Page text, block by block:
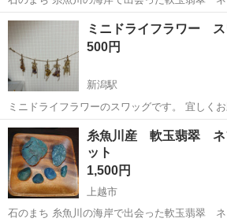
大きくきれいな透過あり サイズ 2.8cm程度 5枚目 サイズ比較写
真 100円玉を置いています。参考にどうぞ。 重量 8g 質感、サイ
ズ感がネ...
新潟 上越市 インテリア雑貨/小物
ミニドライフラワー ス
500円
新潟駅
ミニドライフラワーのスワッグです。 宜しくお
新潟 新潟市 新潟駅 インテリア雑貨
糸魚川産 軟玉翡翠
ット
1,500円
上越市
石のまち 糸魚川の海岸で出会った軟玉翡翠